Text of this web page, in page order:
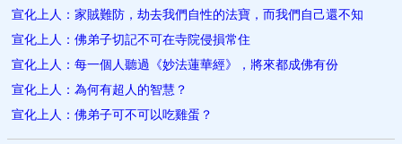
宣化上人：家賊難防，劫去我們自性的法寶，而我們自己還不知
宣化上人：佛弟子切記不可在寺院侵損常住
宣化上人：每一個人聽過《妙法蓮華經》，將來都成佛有份
宣化上人：為何有超人的智​慧？
宣化上人：佛弟子可不可以吃雞蛋？